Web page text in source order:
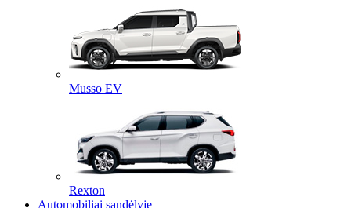
Musso EV
Rexton
Automobiliai sandėlyje